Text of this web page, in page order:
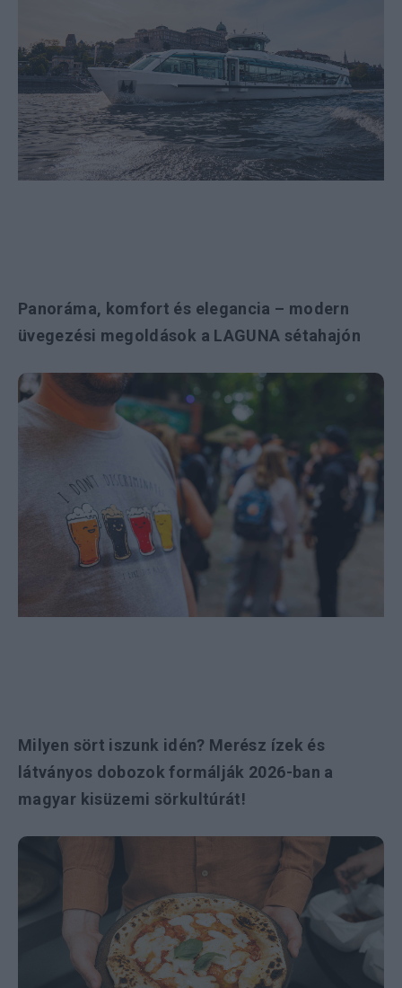
Panoráma, komfort és elegancia – modern
üvegezési megoldások a LAGUNA sétahajón
Milyen sört iszunk idén? Merész ízek és
látványos dobozok formálják 2026-ban a
magyar kisüzemi sörkultúrát!